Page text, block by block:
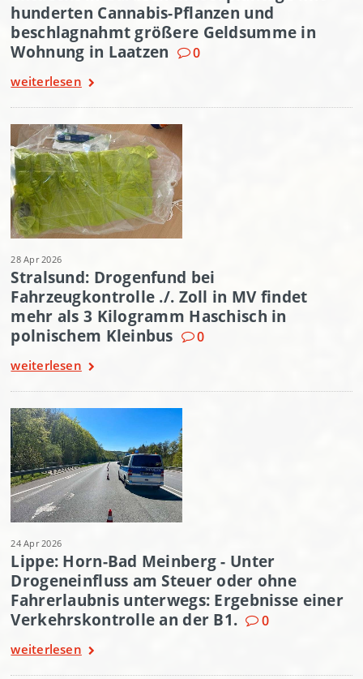
hunderten Cannabis-Pflanzen und
beschlagnahmt größere Geldsumme in
Wohnung in Laatzen
0
weiterlesen
28 Apr 2026
Stralsund: Drogenfund bei
Fahrzeugkontrolle ./. Zoll in MV findet
mehr als 3 Kilogramm Haschisch in
polnischem Kleinbus
0
weiterlesen
24 Apr 2026
Lippe: Horn-Bad Meinberg - Unter
Drogeneinfluss am Steuer oder ohne
Fahrerlaubnis unterwegs: Ergebnisse einer
Verkehrskontrolle an der B1.
0
weiterlesen